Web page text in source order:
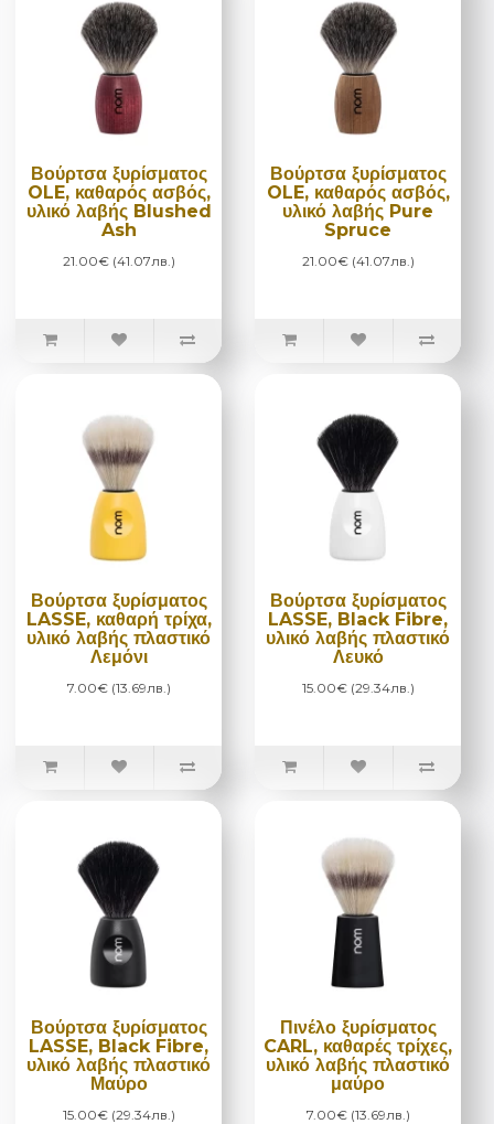
Βούρτσα ξυρίσματος
OLE, καθαρός ασβός,
υλικό λαβής Blushed
Ash
21.00€ (41.07лв.)
Βούρτσα ξυρίσματος
OLE, καθαρός ασβός,
υλικό λαβής Pure
Spruce
21.00€ (41.07лв.)
Βούρτσα ξυρίσματος
LASSE, καθαρή τρίχα,
υλικό λαβής πλαστικό
Λεμόνι
7.00€ (13.69лв.)
Βούρτσα ξυρίσματος
LASSE, Black Fibre,
υλικό λαβής πλαστικό
Λευκό
15.00€ (29.34лв.)
Βούρτσα ξυρίσματος
LASSE, Black Fibre,
υλικό λαβής πλαστικό
Μαύρο
15.00€ (29.34лв.)
Πινέλο ξυρίσματος
CARL, καθαρές τρίχες,
υλικό λαβής πλαστικό
μαύρο
7.00€ (13.69лв.)